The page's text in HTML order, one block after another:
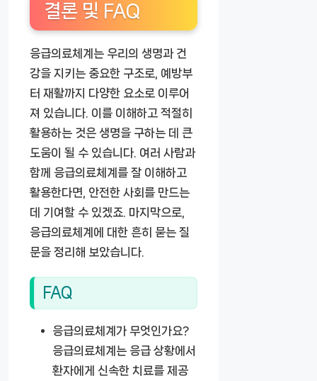
결론 및 FAQ
응급의료체계는 우리의 생명과 건
강을 지키는 중요한 구조로, 예방부
터 재활까지 다양한 요소로 이루어
져 있습니다. 이를 이해하고 적절히
활용하는 것은 생명을 구하는 데 큰
도움이 될 수 있습니다. 여러 사람과
함께 응급의료체계를 잘 이해하고
활용한다면, 안전한 사회를 만드는
데 기여할 수 있겠죠. 마지막으로,
응급의료체계에 대한 흔히 묻는 질
문을 정리해 보았습니다.
FAQ
응급의료체계가 무엇인가요?
응급의료체계는 응급 상황에서
환자에게 신속한 치료를 제공